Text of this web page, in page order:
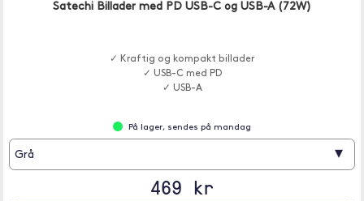
Satechi Billader med PD USB-C og USB-A (72W)
✓ Kraftig og kompakt billader
✓ USB-C med PD
✓ USB-A
På lager, sendes på mandag
Grå ▾
469 kr